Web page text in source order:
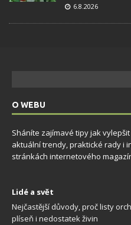
6.8.2026
O WEBU
Sháníte zajímavé tipy jak
aktuální trendy, praktické rady i
stránkách internetového
Lidé a svět
Nejčastější důvody, proč listy
plíseň i nedostatek živin